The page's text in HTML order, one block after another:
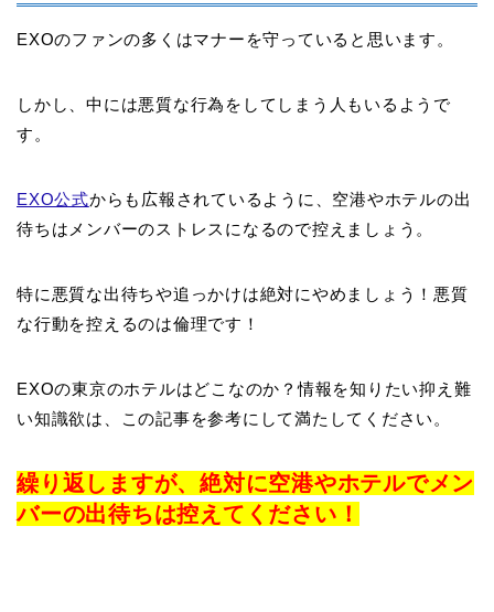
EXOのファンの多くはマナーを守っていると思います。
しかし、中には悪質な行為をしてしまう人もいるようで
す。
EXO公式からも広報されているように、空港やホテルの出
待ちはメンバーのストレスになるので控えましょう。
特に悪質な出待ちや追っかけは絶対にやめましょう！悪質
な行動を控えるのは倫理です！
EXOの東京のホテルはどこなのか？情報を知りたい抑え難
い知識欲は、この記事を参考にして満たしてください。
繰り返しますが、絶対に空港やホテルでメン
バーの出待ちは控えてください！